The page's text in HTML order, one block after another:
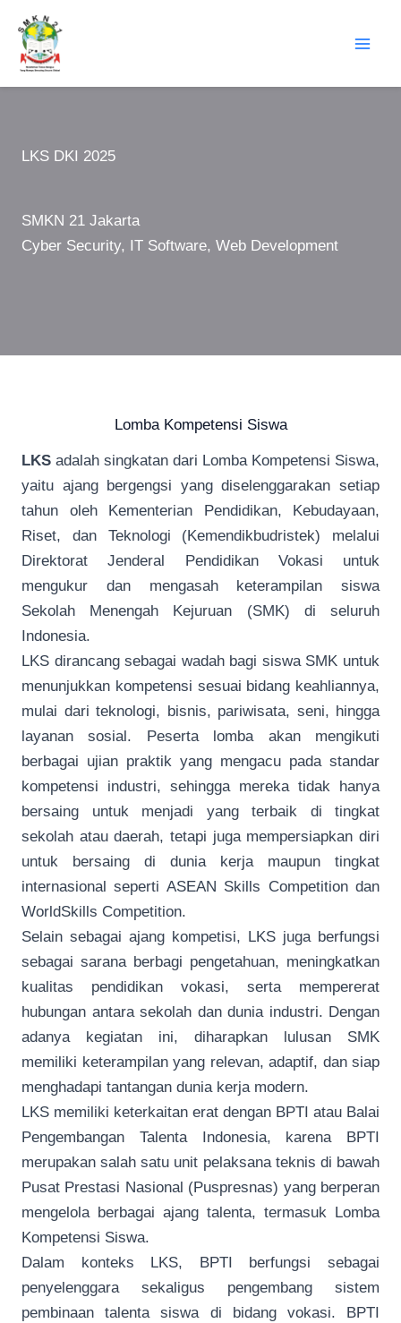
Lewati
konten
LKS DKI 2025
SMKN 21 Jakarta
Cyber Security, IT Software, Web Development
Lomba Kompetensi Siswa
LKS adalah singkatan dari Lomba Kompetensi Siswa,
yaitu ajang bergengsi yang diselenggarakan setiap
tahun oleh Kementerian Pendidikan, Kebudayaan,
Riset, dan Teknologi (Kemendikbudristek) melalui
Direktorat Jenderal Pendidikan Vokasi untuk
mengukur dan mengasah keterampilan siswa
Sekolah Menengah Kejuruan (SMK) di seluruh
Indonesia.
LKS dirancang sebagai wadah bagi siswa SMK untuk
menunjukkan kompetensi sesuai bidang keahliannya,
mulai dari teknologi, bisnis, pariwisata, seni, hingga
layanan sosial. Peserta lomba akan mengikuti
berbagai ujian praktik yang mengacu pada standar
kompetensi industri, sehingga mereka tidak hanya
bersaing untuk menjadi yang terbaik di tingkat
sekolah atau daerah, tetapi juga mempersiapkan diri
untuk bersaing di dunia kerja maupun tingkat
internasional seperti ASEAN Skills Competition dan
WorldSkills Competition.
Selain sebagai ajang kompetisi, LKS juga berfungsi
sebagai sarana berbagi pengetahuan, meningkatkan
kualitas pendidikan vokasi, serta mempererat
hubungan antara sekolah dan dunia industri. Dengan
adanya kegiatan ini, diharapkan lulusan SMK
memiliki keterampilan yang relevan, adaptif, dan siap
menghadapi tantangan dunia kerja modern.
LKS memiliki keterkaitan erat dengan BPTI atau Balai
Pengembangan Talenta Indonesia, karena BPTI
merupakan salah satu unit pelaksana teknis di bawah
Pusat Prestasi Nasional (Puspresnas) yang berperan
mengelola berbagai ajang talenta, termasuk Lomba
Kompetensi Siswa.
Dalam konteks LKS, BPTI berfungsi sebagai
penyelenggara sekaligus pengembang sistem
pembinaan talenta siswa di bidang vokasi. BPTI